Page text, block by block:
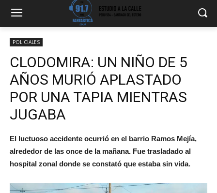
POLICIALES
CLODOMIRA: UN NIÑO DE 5
AÑOS MURIÓ APLASTADO
POR UNA TAPIA MIENTRAS
JUGABA
El luctuoso accidente ocurrió en el barrio Ramos Mejía,
alrededor de las once de la mañana. Fue trasladado al
hospital zonal donde se constató que estaba sin vida.